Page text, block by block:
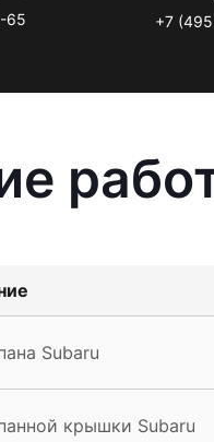
65
+7
Subaru
крышки Subaru